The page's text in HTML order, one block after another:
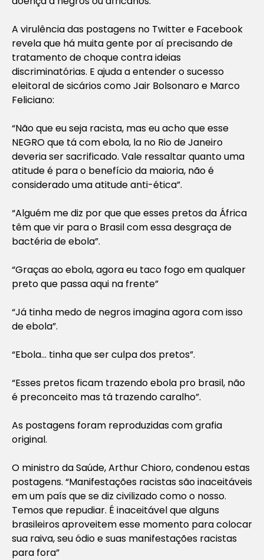
A virulência das postagens no Twitter e Facebook
revela que há muita gente por aí precisando de
tratamento de choque contra ideias
discriminatórias. E ajuda a entender o sucesso
eleitoral de sicários como Jair Bolsonaro e Marco
Feliciano:
“Não que eu seja racista, mas eu acho que esse
NEGRO que tá com ebola, la no Rio de Janeiro
deveria ser sacrificado. Vale ressaltar quanto uma
atitude é para o benefício da maioria, não é
considerado uma atitude anti-ética”.
“Alguém me diz por que que esses pretos da África
têm que vir para o Brasil com essa desgraça de
bactéria de ebola”.
“Graças ao ebola, agora eu taco fogo em qualquer
preto que passa aqui na frente”
“Já tinha medo de negros imagina agora com isso
de ebola”.
“Ebola… tinha que ser culpa dos pretos”.
“Esses pretos ficam trazendo ebola pro brasil, não
é preconceito mas tá trazendo caralho”.
As postagens foram reproduzidas com grafia
original.
O ministro da Saúde, Arthur Chioro, condenou estas
postagens. “Manifestações racistas são inaceitáveis
em um país que se diz civilizado como o nosso.
Temos que repudiar. É inaceitável que alguns
brasileiros aproveitem esse momento para colocar
sua raiva, seu ódio e suas manifestações racistas
para fora”